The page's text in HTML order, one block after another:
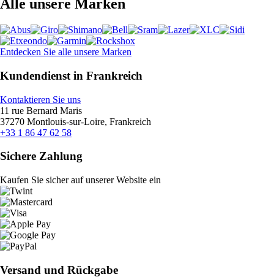
Alle unsere Marken
Entdecken Sie alle unsere Marken
Kundendienst in Frankreich
Kontaktieren Sie uns
11 rue Bernard Maris
37270 Montlouis-sur-Loire, Frankreich
+33 1 86 47 62 58
Sichere Zahlung
Kaufen Sie sicher auf unserer Website ein
Versand und Rückgabe